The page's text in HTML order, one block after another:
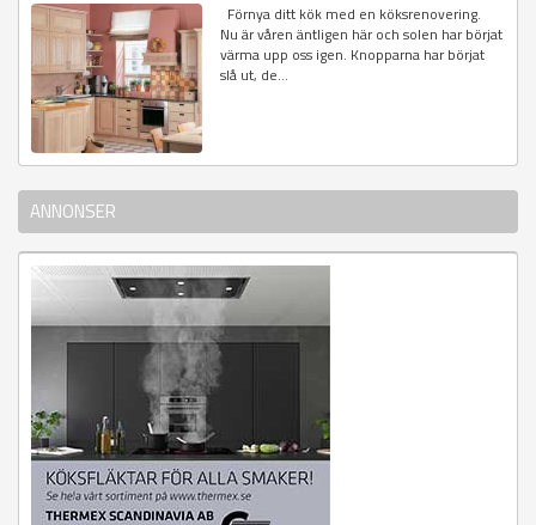
Förnya ditt kök med en köksrenovering.
Nu är våren äntligen här och solen har börjat
värma upp oss igen. Knopparna har börjat
slå ut, de...
ANNONSER